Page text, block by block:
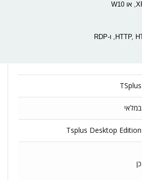
TSplus
במלאי
Tsplus Desktop Edition
כן